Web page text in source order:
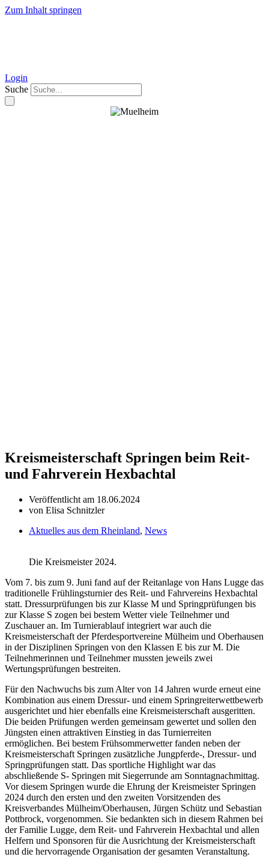
Zum Inhalt springen
Login
Suche
Kreismeisterschaft Springen beim Reit-
und Fahrverein Hexbachtal
Veröffentlicht am 18.06.2024
von Elisa Schnitzler
Aktuelles aus dem Rheinland, News
Die Kreismeister 2024.
Vom 7. bis zum 9. Juni fand auf der Reitanlage von Hans Lugge das
traditionelle Frühlingsturnier des Reit- und Fahrvereins Hexbachtal
statt. Dressurprüfungen bis zur Klasse M und Springprüfungen bis
zur Klasse S zogen bei bestem Wetter viele Teilnehmer und
Zuschauer an. Im Turnierablauf integriert war auch die
Kreismeisterschaft der Pferdesportvereine Mülheim und Oberhausen
in der Disziplinen Springen von den Klassen E bis zur M. Die
Teilnehmerinnen und Teilnehmer mussten jeweils zwei
Wertungsprüfungen bestreiten.
Für den Nachwuchs bis zum Alter von 14 Jahren wurde erneut eine
Kombination aus einem Dressur- und einem Springreiterwettbewerb
ausgerichtet und hier ebenfalls eine Kreismeisterschaft ausgeritten.
Die beiden Prüfungen werden gemeinsam gewertet und sollen den
Jüngsten einen attraktiven Einstieg in das Turnierreiten
ermöglichen. Bei bestem Frühsommerwetter fanden neben der
Kreismeisterschaft Springen zusätzliche Jungpferde-, Dressur- und
Springprüfungen statt. Das sportliche Highlight war das
abschließende S- Springen mit Siegerrunde am Sonntagnachmittag.
Vor diesem Springen wurde die Ehrung der Kreismeister Springen
2024 durch den ersten und den zweiten Vorsitzenden des
Kreisverbandes Mülheim/Oberhausen, Jürgen Schütz und Sebastian
Pottbrock, vorgenommen. Sie bedankten sich in diesem Rahmen bei
der Familie Lugge, dem Reit- und Fahrverein Hexbachtal und allen
Helfern und Sponsoren für die Ausrichtung der Kreismeisterschaft
und die hervorragende Organisation der gesamten Veranstaltung.